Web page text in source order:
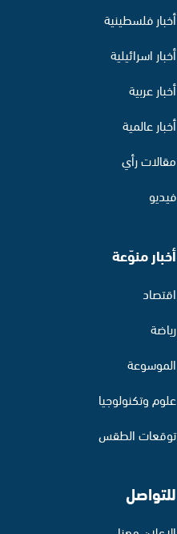
أخبار فلسطينية
أخبار اسرائيلية
أخبار عربية
أخبار عالمية
مقالات رأي
فيديو
أخبار منوّعة
اقتصاد
رياضة
الموسوعة
علوم وتكنولوجيا
توقعات الطقس
للتواصل